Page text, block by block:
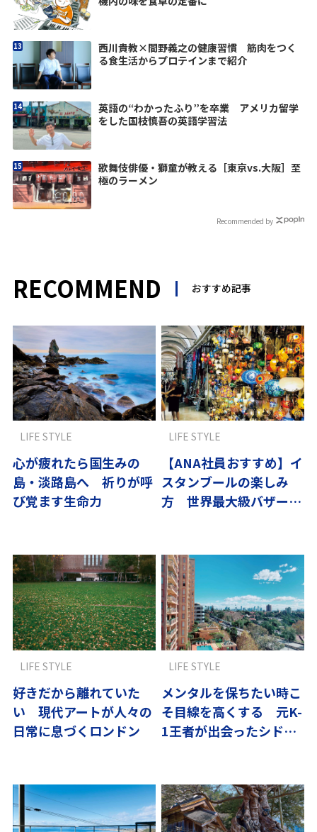
西川貴教×間野義之の健康習慣 筋肉をつく
る食生活からプロテインまで紹介
英語の“わかったふり”を卒業 アメリカ留学
をした国枝慎吾の英語学習法
歌舞伎俳優・獅童が教える［東京vs.大阪］至
極のラーメン
Recommended by
RECOMMEND おすすめ記事
心が疲れたら国生みの
島・淡路島へ 祈りが呼
び覚ます生命力
LIFE STYLE
【ANA社員おすすめ】イ
スタンブールの楽しみ
方 世界最大級バザール
LIFE STYLE
好きだから離れていた
い 現代アートが人々の
日常に息づくロンドン
LIFE STYLE
メンタルを保ちたい時こ
そ目線を高くする 元K-
1王者が出会ったシド
LIFE STYLE